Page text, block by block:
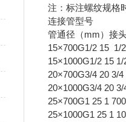
注：标注螺纹规格
连接管型号
管通径（mm）接
15×700G1/2 15 1/
15×1000G1/2 15 1/
20×700G3/4 20 3/4
20×1000G3/4 20 3/
25×700G1 25 1
25×1000G1 25 1